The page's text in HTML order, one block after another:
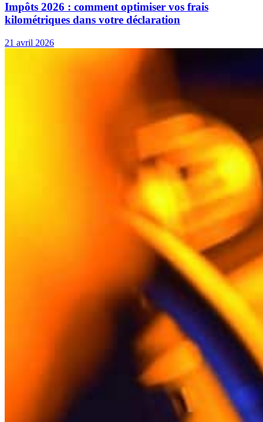
Impôts 2026 : comment optimiser vos frais
kilométriques dans votre déclaration
21 avril 2026